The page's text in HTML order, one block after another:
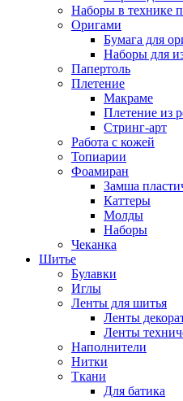
Наборы в технике
Оригами
Бумага для
Наборы для
Папертоль
Плетение
Макраме
Плетение из
Стринг-арт
Работа с кожей
Топиарии
Фоамиран
Замша
Каттеры
Молды
Наборы
Чеканка
Шитье
Булавки
Иглы
Ленты для шитья
Ленты
Ленты
Наполнители
Нитки
Ткани
Для батика